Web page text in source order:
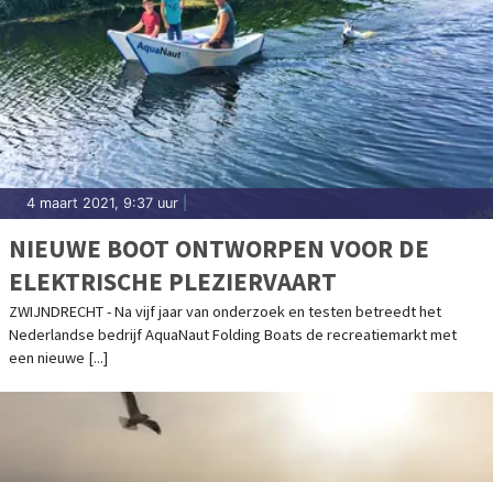
4 maart 2021, 9:37 uur
NIEUWE BOOT ONTWORPEN VOOR DE
ELEKTRISCHE PLEZIERVAART
ZWIJNDRECHT - Na vijf jaar van onderzoek en testen betreedt het
Nederlandse bedrijf AquaNaut Folding Boats de recreatiemarkt met
een nieuwe [...]